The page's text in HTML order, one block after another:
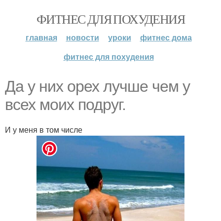
ФИТНЕС ДЛЯ ПОХУДЕНИЯ
главная новости уроки
фитнес дома
фитнес для похудения
Да у них орех лучше чем у
всех моих подруг.
И у меня в том числе